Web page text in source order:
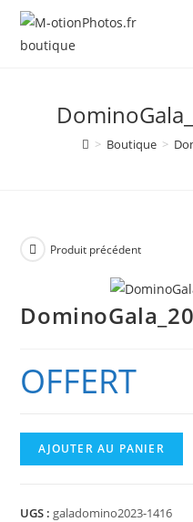
Skip
content
> Boutique >
Produit précédent
OFFERT
quantité
de
01416.jpg
AJOUTER AU PANIER
UGS : galadomino2023-1416